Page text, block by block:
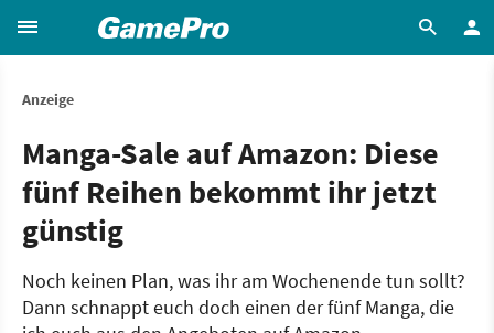
Anzeige
Manga-Sale auf Amazon: Diese
fünf Reihen bekommt ihr jetzt
günstig
Noch keinen Plan, was ihr am Wochenende tun sollt?
Dann schnappt euch doch einen der fünf Manga, die